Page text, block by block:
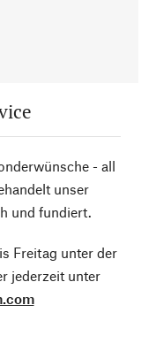
- all
unser
und fundiert.
Freitag unter der
jederzeit unter